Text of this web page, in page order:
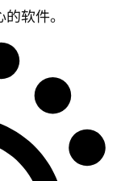
软件。